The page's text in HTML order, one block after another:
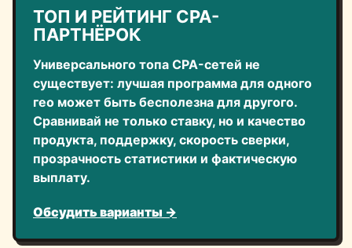
ТОП И РЕЙТИНГ CPA-
ПАРТНЁРОК
Универсального топа CPA-сетей не
существует: лучшая программа для одного
гео может быть бесполезна для другого.
Сравнивай не только ставку, но и качество
продукта, поддержку, скорость сверки,
прозрачность статистики и фактическую
выплату.
Обсудить варианты →